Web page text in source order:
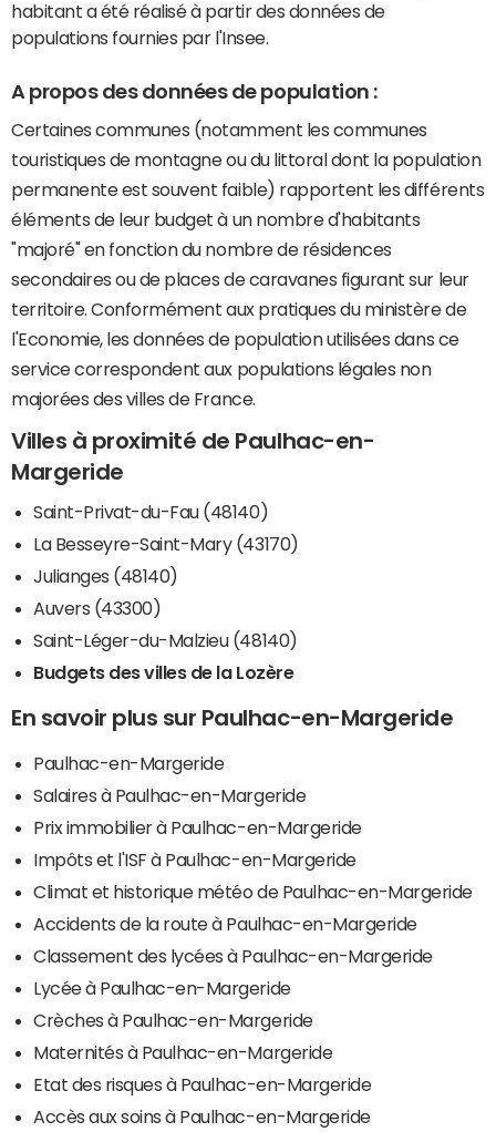
habitant a été réalisé à partir des données de
populations fournies par l'Insee.
A propos des données de population :
Certaines communes (notamment les communes
touristiques de montagne ou du littoral dont la population
permanente est souvent faible) rapportent les différents
éléments de leur budget à un nombre d'habitants
"majoré" en fonction du nombre de résidences
secondaires ou de places de caravanes figurant sur leur
territoire. Conformément aux pratiques du ministère de
l'Economie, les données de population utilisées dans ce
service correspondent aux populations légales non
majorées des villes de France.
Villes à proximité de Paulhac-en-
Margeride
Saint-Privat-du-Fau (48140)
La Besseyre-Saint-Mary (43170)
Julianges (48140)
Auvers (43300)
Saint-Léger-du-Malzieu (48140)
Budgets des villes de la Lozère
En savoir plus sur Paulhac-en-Margeride
Paulhac-en-Margeride
Salaires à Paulhac-en-Margeride
Prix immobilier à Paulhac-en-Margeride
Impôts et l'ISF à Paulhac-en-Margeride
Climat et historique météo de Paulhac-en-Margeride
Accidents de la route à Paulhac-en-Margeride
Classement des lycées à Paulhac-en-Margeride
Lycée à Paulhac-en-Margeride
Crèches à Paulhac-en-Margeride
Maternités à Paulhac-en-Margeride
Etat des risques à Paulhac-en-Margeride
Accès aux soins à Paulhac-en-Margeride